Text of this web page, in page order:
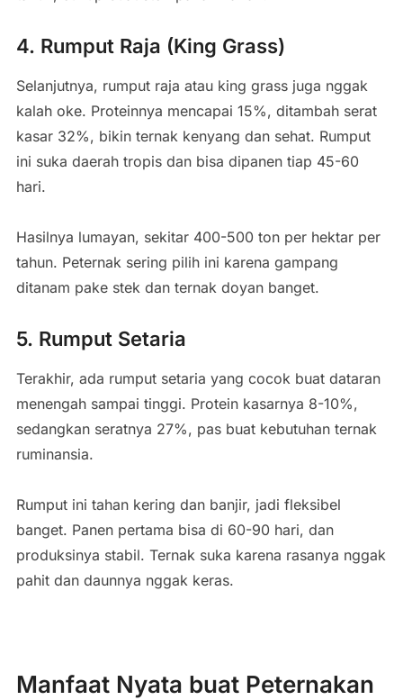
4. Rumput Raja (King Grass)
Selanjutnya, rumput raja atau king grass juga nggak
kalah oke. Proteinnya mencapai 15%, ditambah serat
kasar 32%, bikin ternak kenyang dan sehat. Rumput
ini suka daerah tropis dan bisa dipanen tiap 45-60
hari.
Hasilnya lumayan, sekitar 400-500 ton per hektar per
tahun. Peternak sering pilih ini karena gampang
ditanam pake stek dan ternak doyan banget.
5. Rumput Setaria
Terakhir, ada rumput setaria yang cocok buat dataran
menengah sampai tinggi. Protein kasarnya 8-10%,
sedangkan seratnya 27%, pas buat kebutuhan ternak
ruminansia.
Rumput ini tahan kering dan banjir, jadi fleksibel
banget. Panen pertama bisa di 60-90 hari, dan
produksinya stabil. Ternak suka karena rasanya nggak
pahit dan daunnya nggak keras.
Manfaat Nyata buat Peternakan